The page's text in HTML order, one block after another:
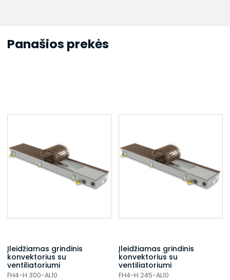
Panašios prekės
Įleidžiamas grindinis
konvektorius su
ventiliatoriumi
FH4-H 300-AL10
Įleidžiamas grindinis
konvektorius su
ventiliatoriumi
FH4-H 245-AL10